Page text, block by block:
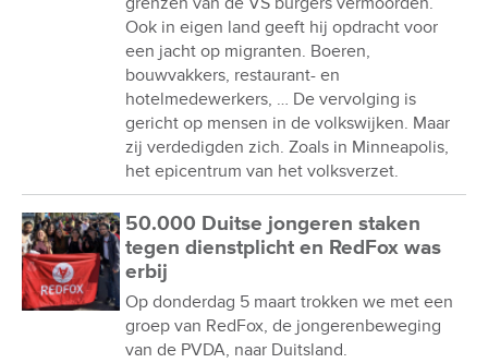
Ook in eigen land geeft hij opdracht voor
een jacht op migranten. Boeren,
bouwvakkers, restaurant- en
hotelmedewerkers, … De vervolging is
gericht op mensen in de volkswijken. Maar
zij verdedigden zich. Zoals in Minneapolis,
het epicentrum van het volksverzet.
50.000 Duitse jongeren staken
tegen dienstplicht en RedFox was
erbij
Op donderdag 5 maart trokken we met een
groep van RedFox, de jongerenbeweging
van de PVDA, naar Duitsland.